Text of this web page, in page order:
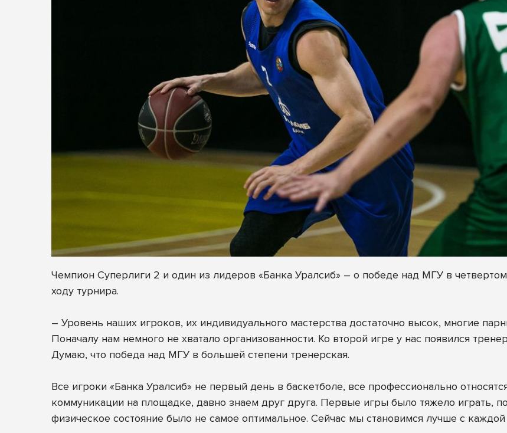
Чемпион Суперлиги 2 и один из лидеров «Банка Уралсиб» – о победе над МГУ в
ходу турнира.
– Уровень наших игроков, их индивидуального мастерства достаточно высок, многие
Поначалу нам немного не хватало организованности. Ко второй игре у нас появился
Думаю, что победа над МГУ в большей степени тренерская.
Все игроки «Банка Уралсиб» не первый день в баскетболе, все профессионально
коммуникации на площадке, давно знаем друг друга. Первые игры было тяжело играть,
физическое состояние было не самое оптимальное. Сейчас мы становимся лучше с